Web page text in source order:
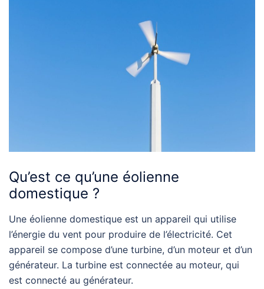
Qu’est ce qu’une éolienne
domestique ?
Une éolienne domestique est un appareil qui utilise
l’énergie du vent pour produire de l’électricité. Cet
appareil se compose d’une turbine, d’un moteur et d’un
générateur. La turbine est connectée au moteur, qui
est connecté au générateur.